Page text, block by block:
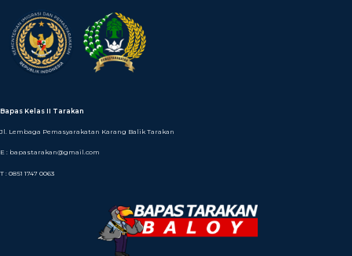
Bapas Kelas II Tarakan
Jl. Lembaga Pemasyarakatan Karang Balik Tarakan
E : bapastarakan@gmail.com
T : 0851 1747 0063